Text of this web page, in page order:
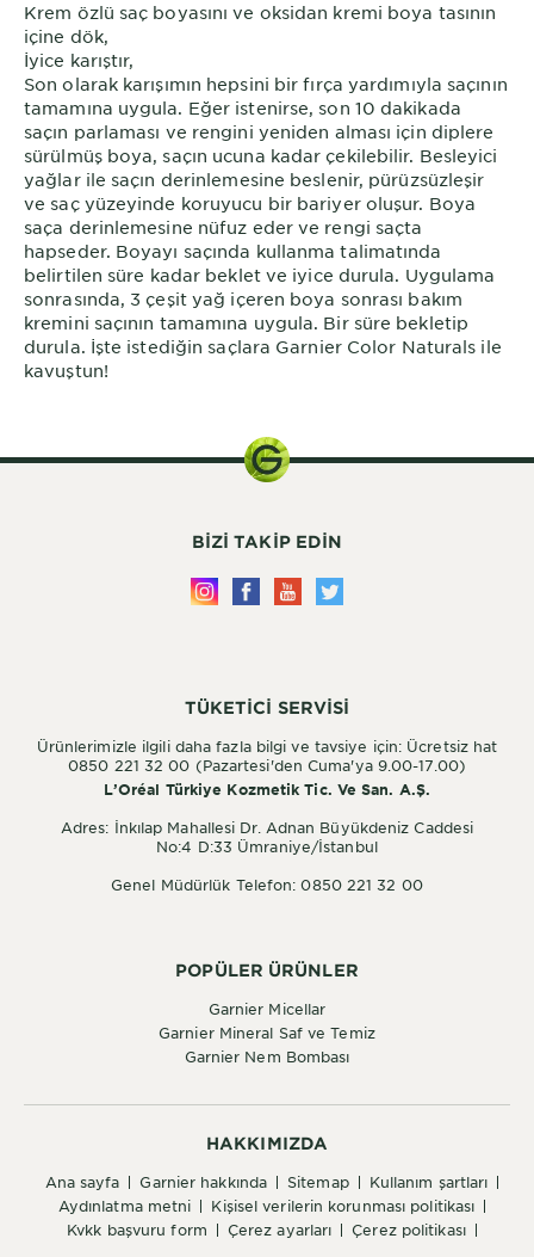
Krem özlü saç boyasını ve oksidan kremi boya tasının
içine dök,
İyice karıştır,
Son olarak karışımın hepsini bir fırça yardımıyla saçının
tamamına uygula. Eğer istenirse, son 10 dakikada
saçın parlaması ve rengini yeniden alması için diplere
sürülmüş boya, saçın ucuna kadar çekilebilir. Besleyici
yağlar ile saçın derinlemesine beslenir, pürüzsüzleşir
ve saç yüzeyinde koruyucu bir bariyer oluşur. Boya
saça derinlemesine nüfuz eder ve rengi saçta
hapseder. Boyayı saçında kullanma talimatında
belirtilen süre kadar beklet ve iyice durula. Uygulama
sonrasında, 3 çeşit yağ içeren boya sonrası bakım
kremini saçının tamamına uygula. Bir süre bekletip
durula. İşte istediğin saçlara Garnier Color Naturals ile
kavuştun!
HAKKIMIZDA
ana sayfa garnier hakkında sitemap
kullanım şartları
aydınlatma metni
kişisel verilerin korunması politikası
kvkk başvuru form
çerez ayarları çerez politikası
TÜKETİCİ SERVİSİ
Ürünlerimizle ilgili daha fazla bilgi ve tavsiye için: Ücretsiz hat
0850 221 32 00 (Pazartesi'den Cuma'ya 9.00-17.00)
L’Oréal Türkiye Kozmetik Tic. Ve San. A.Ş.
Adres: İnkılap Mahallesi Dr. Adnan Büyükdeniz Caddesi
No:4 D:33 Ümraniye/İstanbul
Genel Müdürlük Telefon: 0850 221 32 00
POPÜLER ÜRÜNLER
Garnier Micellar
Garnier Mineral Saf ve Temiz
Garnier Nem Bombası
BIZI TAKIP EDIN